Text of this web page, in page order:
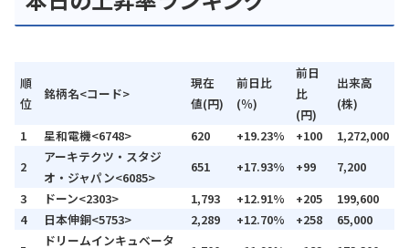
順
位
銘柄名<コード>
現在
値(円)
前日比
(％)
前日
比
(円)
出来高
(株)
1
星和電機<6748> 620 +19.23% +100
1,272,000
2
アーキテクツ・スタジ
オ・ジャパン<6085>
651 +17.93% +99
7,200
3
ドーン<2303> 1,793 +12.91% +205
199,600
4
日本伸銅<5753> 2,289 +12.70% +258
65,000
ドリームインキュベータ